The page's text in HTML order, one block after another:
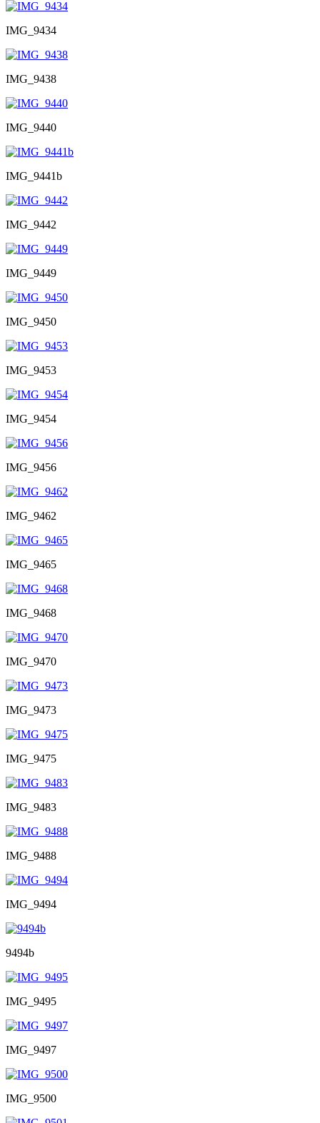
IMG_9434
IMG_9438
IMG_9440
IMG_9441b
IMG_9442
IMG_9449
IMG_9450
IMG_9453
IMG_9454
IMG_9456
IMG_9462
IMG_9465
IMG_9468
IMG_9470
IMG_9473
IMG_9475
IMG_9483
IMG_9488
IMG_9494
9494b
IMG_9495
IMG_9497
IMG_9500